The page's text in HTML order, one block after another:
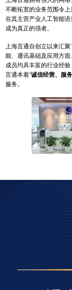
不断拓宽的业务范围令
在其主营产业人工智能
成为真正的强者。
上海言通自创立以来汇
能、通讯基础及应用方
成员均具丰富的行业经
言通本着“诚信经营、服
服务。